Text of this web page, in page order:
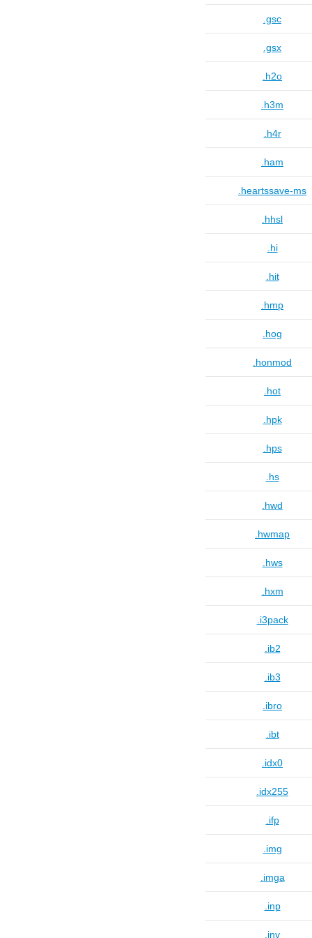
.gsc
.gsx
.h2o
.h3m
.h4r
.ham
.heartssave-ms
.hhsl
.hi
.hit
.hmp
.hog
.honmod
.hot
.hpk
.hps
.hs
.hwd
.hwmap
.hws
.hxm
.i3pack
.ib2
.ib3
.ibro
.ibt
.idx0
.idx255
.ifp
.img
.imga
.inp
.inv